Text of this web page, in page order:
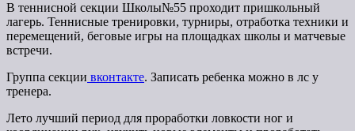
В теннисной секции Школы№55 проходит пришкольный
лагерь. Теннисные тренировки, турниры, отработка техники и
перемещений, беговые игры на площадках школы и матчевые
встречи.
Группа секции вконтакте. Записать ребенка можно в лс у
тренера.
Лето лучший период для проработки ловкости ног и